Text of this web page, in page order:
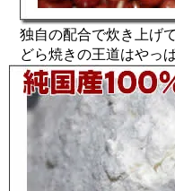
独自の配合で炊き上げ
どら焼きの王道はやっ